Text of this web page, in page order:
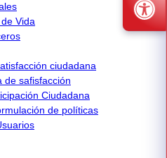
Vida
ciudadana
de safisfacción
Ciudadana
de políticas